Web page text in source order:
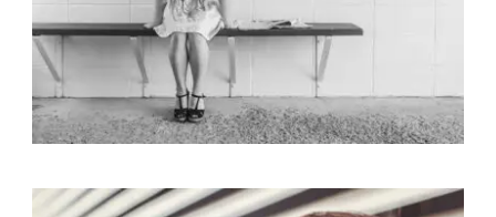
Identity , Website